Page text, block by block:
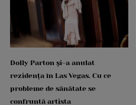
Dolly Parton și-a anulat
rezidența în Las Vegas. Cu ce
probleme de sănătate se
confruntă artista